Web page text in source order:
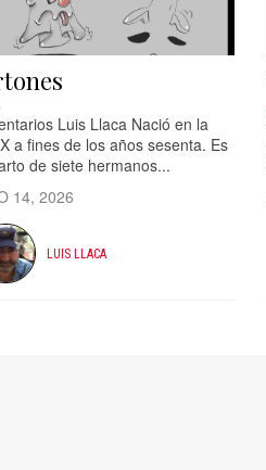
Luis Llaca Nació en la
a fines de los años sesenta. Es
de siete hermanos...
14, 2026
LUIS LLACA